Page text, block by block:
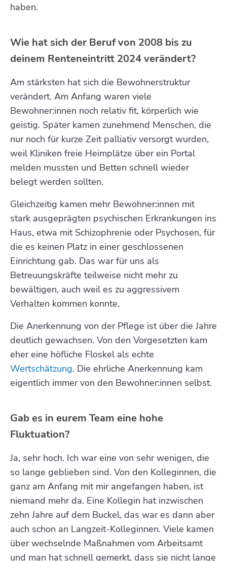
haben.
Wie hat sich der Beruf von 2008 bis zu
deinem Renteneintritt 2024 verändert?
Am stärksten hat sich die Bewohnerstruktur
verändert. Am Anfang waren viele
Bewohner:innen noch relativ fit, körperlich wie
geistig. Später kamen zunehmend Menschen, die
nur noch für kurze Zeit palliativ versorgt wurden,
weil Kliniken freie Heimplätze über ein Portal
melden mussten und Betten schnell wieder
belegt werden sollten.
Gleichzeitig kamen mehr Bewohner:innen mit
stark ausgeprägten psychischen Erkrankungen ins
Haus, etwa mit Schizophrenie oder Psychosen, für
die es keinen Platz in einer geschlossenen
Einrichtung gab. Das war für uns als
Betreuungskräfte teilweise nicht mehr zu
bewältigen, auch weil es zu aggressivem
Verhalten kommen konnte.
Die Anerkennung von der Pflege ist über die Jahre
deutlich gewachsen. Von den Vorgesetzten kam
eher eine höfliche Floskel als echte
Wertschätzung. Die ehrliche Anerkennung kam
eigentlich immer von den Bewohner:innen selbst.
Gab es in eurem Team eine hohe
Fluktuation?
Ja, sehr hoch. Ich war eine von sehr wenigen, die
so lange geblieben sind. Von den Kolleginnen, die
ganz am Anfang mit mir angefangen haben, ist
niemand mehr da. Eine Kollegin hat inzwischen
zehn Jahre auf dem Buckel, das war es dann aber
auch schon an Langzeit-Kolleginnen. Viele kamen
über wechselnde Maßnahmen vom Arbeitsamt
und man hat schnell gemerkt, dass sie nicht lange